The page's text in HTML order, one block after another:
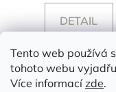
Tento web používá
tohoto webu
Více informacízde.
5,0
z
DETAIL